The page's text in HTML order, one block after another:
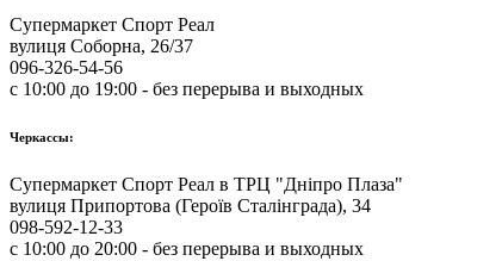
Супермаркет Спорт Реал
вулиця Соборна, 26/37
096-326-54-56
с 10:00 до 19:00 - без перерыва и выходных
Черкассы:
Супермаркет Спорт Реал в ТРЦ "Дніпро Плаза"
вулиця Припортова (Героїв Сталінграда), 34
098-592-12-33
с 10:00 до 20:00 - без перерыва и выходных